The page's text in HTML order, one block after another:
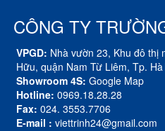
CÔNG TY
VPGD: Nhà vườn 23, Khu đô thị
Hữu, quận Nam Từ Liêm, Tp.
Showroom 4S: Google Map
Hotline: 0969.18.28.28
Fax: 024. 3553.7706
E-mail : viettrinh24@gmail.com